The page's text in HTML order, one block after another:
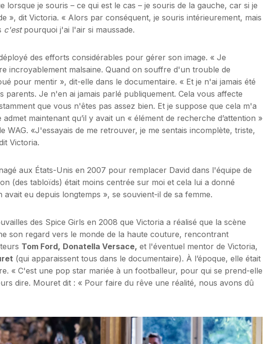
lorsque je souris – ce qui est le cas – je souris de la gauche, car si je
», dit Victoria. « Alors par conséquent, je souris intérieurement, mais
c'estpourquoi j'ai l'air si maussade.
des efforts considérables pour gérer son image. « Je
incroyablement malsaine. Quand on souffre d'un trouble de
pour mentir », dit-elle dans le documentaire. « Et je n'ai jamais été
parents. Je n'en ai jamais parlé publiquement. Cela vous affecte
que vous n'êtes pas assez bien. Et je suppose que cela m'a
maintenant qu’il y avait un « élément de recherche d’attention »
WAG. «J'essayais de me retrouver, je me sentais incomplète, triste,
Victoria.
aux États-Unis en 2007 pour remplacer David dans l'équipe de
(des tabloïds) était moins centrée sur moi et cela lui a donné
eu depuis longtemps », se souvient-il de sa femme.
des Spice Girls en 2008 que Victoria a réalisé que la scène
son regard vers le monde de la haute couture, rencontrant
Tom Ford, Donatella Versace, et l'éventuel mentor de Victoria,
(qui apparaissent tous dans le documentaire). À l’époque, elle était
« C'est une pop star mariée à un footballeur, pour qui se prend-elle
dire. Mouret dit : « Pour faire du rêve une réalité, nous avons dû